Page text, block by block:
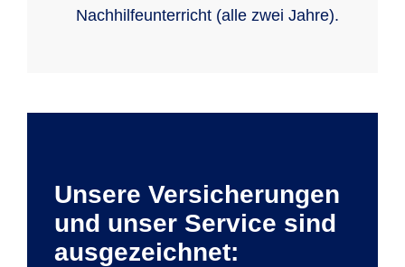
Nachhilfeunterricht (alle zwei Jahre).
Unsere Versicherungen
und unser Service sind
ausgezeichnet: